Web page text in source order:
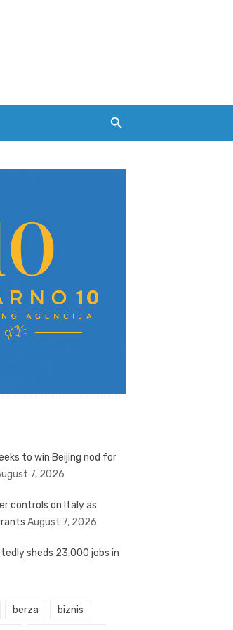
to win Beijing nod for
7, 2026
controls on Italy as
August 7, 2026
sheds 23,000 jobs in
berza biznis